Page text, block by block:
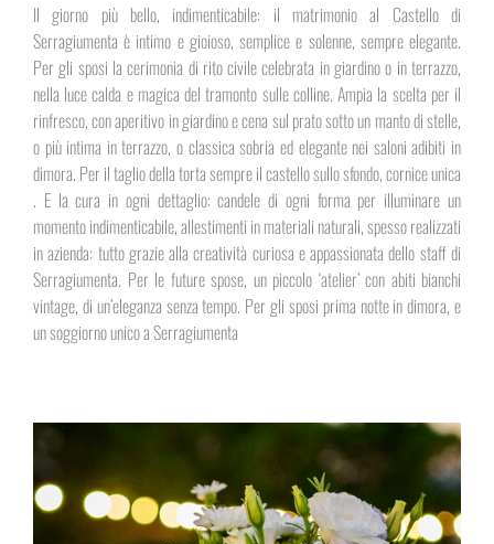
Il giorno più bello, indimenticabile: il matrimonio al Castello di
Serragiumenta è intimo e gioioso, semplice e solenne, sempre elegante.
Per gli sposi la cerimonia di rito civile celebrata in giardino o in terrazzo,
nella luce calda e magica del tramonto sulle colline. Ampia la scelta per il
rinfresco, con aperitivo in giardino e cena sul prato sotto un manto di stelle,
o più intima in terrazzo, o classica sobria ed elegante nei saloni adibiti in
dimora. Per il taglio della torta sempre il castello sullo sfondo, cornice unica
. E la cura in ogni dettaglio: candele di ogni forma per illuminare un
momento indimenticabile, allestimenti in materiali naturali, spesso realizzati
in azienda: tutto grazie alla creatività curiosa e appassionata dello staff di
Serragiumenta. Per le future spose, un piccolo ‘atelier’ con abiti bianchi
vintage, di un’eleganza senza tempo. Per gli sposi prima notte in dimora, e
un soggiorno unico a Serragiumenta